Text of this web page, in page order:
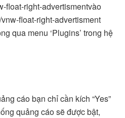
float-right-advertismentvào
float-right-advertisment
qua menu ‘Plugins’ trong hệ
cáo bạn chỉ cần kích “Yes”
quảng cáo sẽ được bật,